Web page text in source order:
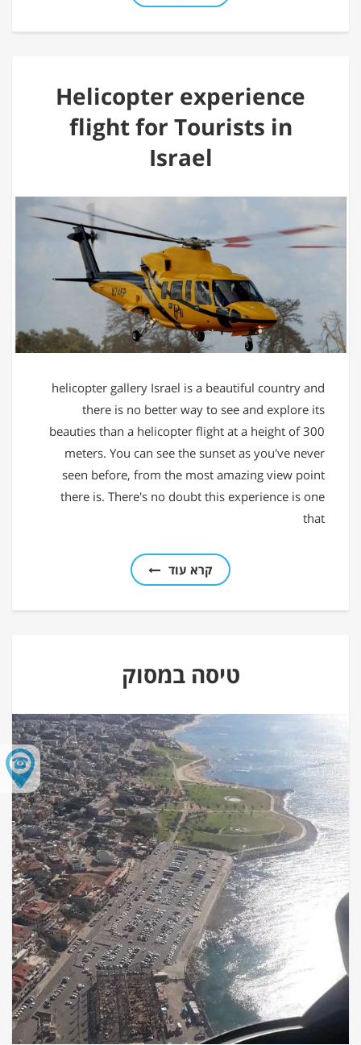
Helicopter experience
flight for Tourists in
Israel
helicopter gallery Israel is a beautiful country and
there is no better way to see and explore its
beauties than a helicopter flight at a height of 300
meters. You can see the sunset as you've never
seen before, from the most amazing view point
there is. There's no doubt this experience is one
that
קרא עוד
טיסה במסוק